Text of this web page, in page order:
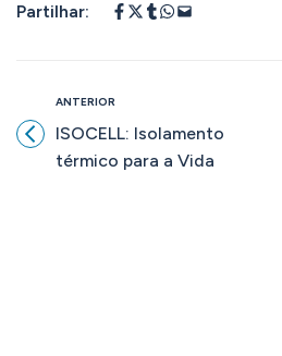
Partilhar:
ANTERIOR
ISOCELL: Isolamento
térmico para a Vida